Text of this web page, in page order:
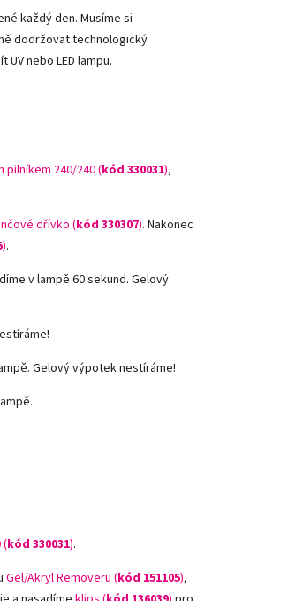
každý den. Musíme si
dodržovat technologický
nebo LED lampu.
pilníkem 240/240 (kód 330031),
dřívko (kód 330307). Nakonec
).
v lampě 60 sekund. Gelový
Gelový výpotek nestíráme!
(kód 330031).
Gel/Akryl Removeru (kód 151105),